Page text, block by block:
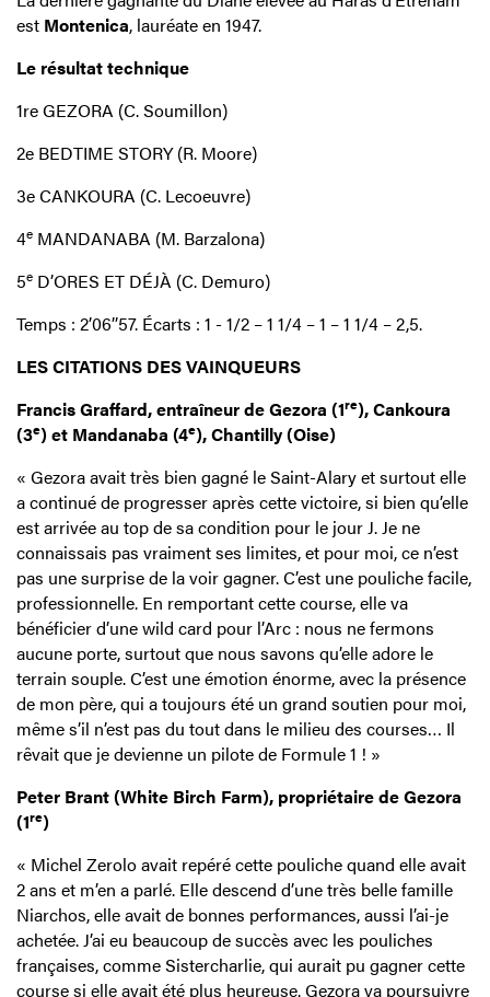
est Montenica, lauréate en 1947.
Le résultat technique
1re GEZORA (C. Soumillon)
2e BEDTIME STORY (R. Moore)
3e CANKOURA (C. Lecoeuvre)
4e MANDANABA (M. Barzalona)
5e D’ORES ET DÉJÀ (C. Demuro)
Temps : 2’06’’57. Écarts : 1 - 1/2 – 1 1/4 – 1 – 1 1/4 – 2,5.
LES CITATIONS DES VAINQUEURS
Francis Graffard, entraîneur de Gezora (1re), Cankoura
(3e) et Mandanaba (4e), Chantilly (Oise)
« Gezora avait très bien gagné le Saint-Alary et surtout elle
a continué de progresser après cette victoire, si bien qu’elle
est arrivée au top de sa condition pour le jour J. Je ne
connaissais pas vraiment ses limites, et pour moi, ce n’est
pas une surprise de la voir gagner. C’est une pouliche facile,
professionnelle. En remportant cette course, elle va
bénéficier d’une wild card pour l’Arc : nous ne fermons
aucune porte, surtout que nous savons qu’elle adore le
terrain souple. C’est une émotion énorme, avec la présence
de mon père, qui a toujours été un grand soutien pour moi,
même s’il n’est pas du tout dans le milieu des courses… Il
rêvait que je devienne un pilote de Formule 1 ! »
Peter Brant (White Birch Farm), propriétaire de Gezora
(1re)
« Michel Zerolo avait repéré cette pouliche quand elle avait
2 ans et m’en a parlé. Elle descend d’une très belle famille
Niarchos, elle avait de bonnes performances, aussi l’ai-je
achetée. J’ai eu beaucoup de succès avec les pouliches
françaises, comme Sistercharlie, qui aurait pu gagner cette
course si elle avait été plus heureuse. Gezora va poursuivre